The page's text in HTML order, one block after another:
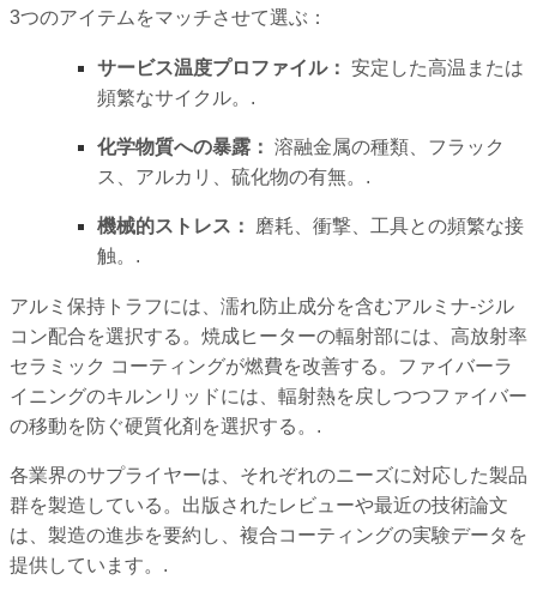
3つのアイテムをマッチさせて選ぶ：
サービス温度プロファイル： 安定した高温または
頻繁なサイクル。.
化学物質への暴露： 溶融金属の種類、フラック
ス、アルカリ、硫化物の有無。.
機械的ストレス：
磨耗、衝撃、工具との頻繁な接
触。.
アルミ保持トラフには、濡れ防止成分を含むアルミナ-ジル
コン配合を選択する。焼成ヒーターの輻射部には、高放射率
セラミック コーティングが燃費を改善する。ファイバーラ
イニングのキルンリッドには、輻射熱を戻しつつファイバー
の移動を防ぐ硬質化剤を選択する。.
各業界のサプライヤーは、それぞれのニーズに対応した製品
群を製造している。出版されたレビューや最近の技術論文
は、製造の進歩を要約し、複合コーティングの実験データを
提供しています。.